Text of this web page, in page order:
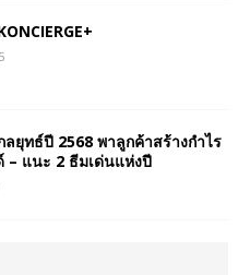
ยุทธ์ปี 2568 พาลูกค้าสร้างกำไร
– แนะ 2 ธีมเด่นแห่งปี